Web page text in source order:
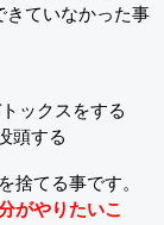
きていなかった事
ックスをする
頭する
捨てる事です。
がやりたいこ